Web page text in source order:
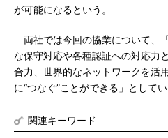
が可能になるという。
両社では今回の協業について、
な保守対応や各種認証への対応力
合力、世界的なネットワークを活
に“つなぐ”ことができる」としてい
関連キーワード